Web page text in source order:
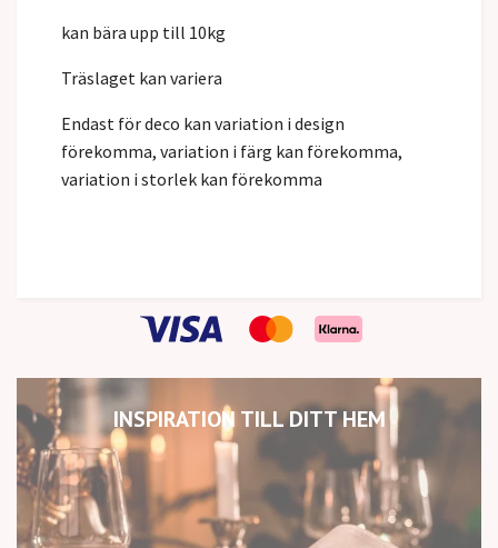
INSPIRATION TILL DITT HEM
kan bära upp till 10kg
Träslaget kan variera
Endast för deco kan variation i design
förekomma, variation i färg kan förekomma,
variation i storlek kan förekomma